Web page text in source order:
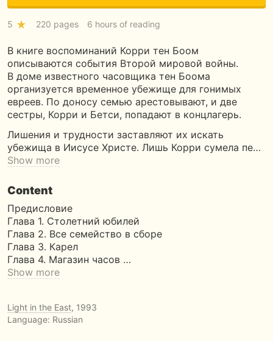
5 220 pages 6 hours of reading
В книге воспоминаний Корри тен Боом
описываются события Второй мировой войны.
В доме известного часовщика тен Боома
организуется временное убежище для гонимых
евреев. По доносу семью арестовывают, и две
сестры, Корри и Бетси, попадают в концлагерь.
Лишения и трудности заставляют их искать
убежища в Иисусе Христе. Лишь Корри сумела пе…
Show more
Content
Предисловие
Глава 1. Столетний юбилей
Глава 2. Все семейство в сборе
Глава 3. Карел
Глава 4. Магазин часов …
Show more
Light in the East, 1993
Language: Russian